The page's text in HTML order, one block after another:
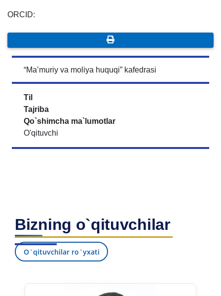
ORCID:
“Maʼmuriy va moliya huquqi” kafedrasi
Til
Tajriba
Qo`shimcha ma`lumotlar
O'qituvchi
Bizning o`qituvchilar
O`qituvchilar ro`yxati